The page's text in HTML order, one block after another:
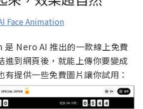
Face Animation
Nero AI 推出的一款線上免費
進到網頁後，就能上傳你要變成
提供一些免費圖片讓你試用：